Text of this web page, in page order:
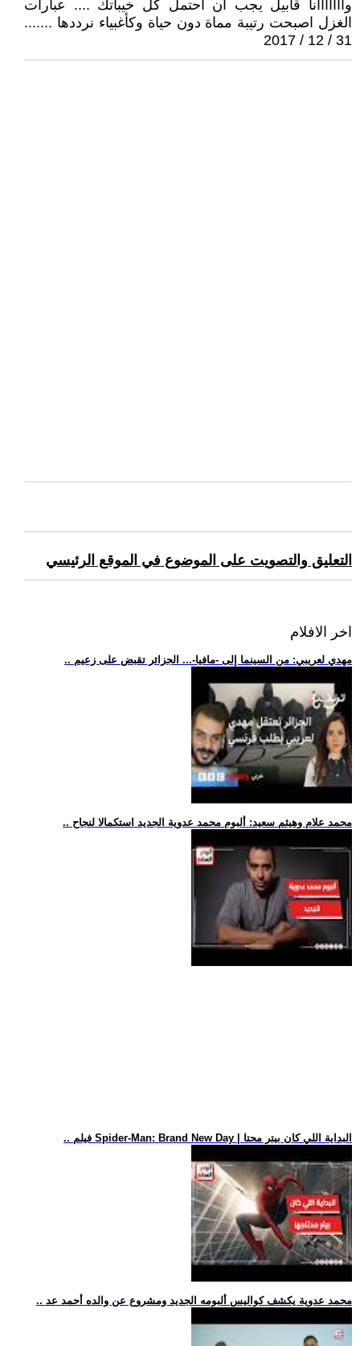
وااااااانا قابيل يجب ان احتمل كل خيباتك .... عبارات
الغزل اصبحت رتيبة مماة دون حياة وكأغبياء نرددها .......
31 / 12 / 2017
التعليق والتصويت على الموضوع في الموقع الرئيسي
اخر الافلام
.. مهدي لعريبي: من السينما إلى -مافيا-... الجزائر تقبض على زعيم
.. محمد علام وهيثم سعيد: ألبوم محمد عدوية الجديد استكمالا لنجاح
.. فيلم Spider-Man: Brand New Day | البداية اللي كان بيتر محتا
.. محمد عدوية يكشف كواليس ألبومه الجديد ومشروع عن والده أحمد عد